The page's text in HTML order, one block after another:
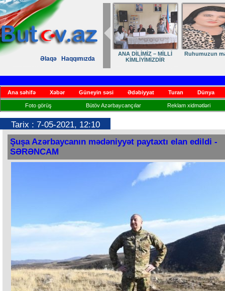
Əlaqə Haqqımızda
ANA DİLİMİZ – MİLLİ
KİMLİYİMİZDİR
Ruhumuzun
Ana səhifə Xəbər Güneyin səsi Ədəbiyyat Turan Dünya
Foto görüş Bütöv Azərbaycançılar Reklam xidmətləri
Tarix : 7-05-2021, 12:10
Şuşa Azərbaycanın mədəniyyət paytaxtı elan edildi -
SƏRƏNCAM